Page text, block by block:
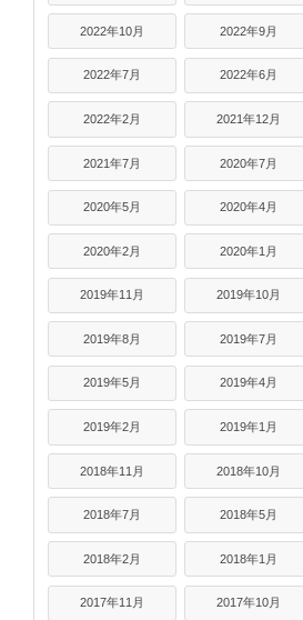
2022年10月 2022年9月
2022年7月 2022年6月
2022年2月 2021年12月
2021年7月 2020年7月
2020年5月 2020年4月
2020年2月 2020年1月
2019年11月 2019年10月
2019年8月 2019年7月
2019年5月 2019年4月
2019年2月 2019年1月
2018年11月 2018年10月
2018年7月 2018年5月
2018年2月 2018年1月
2017年11月 2017年10月